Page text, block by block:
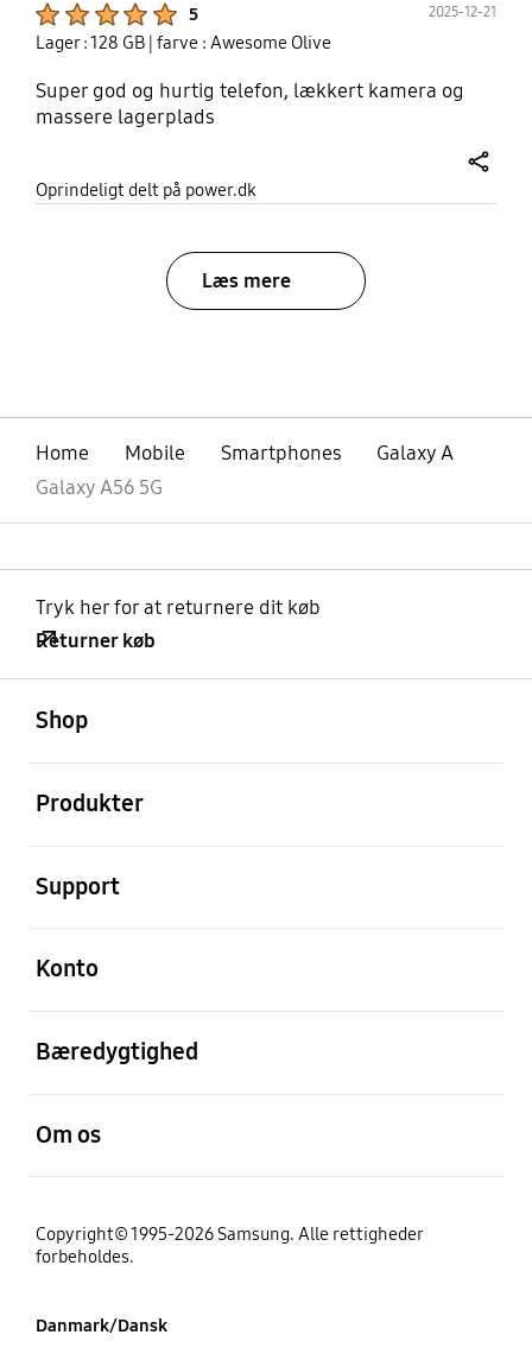
5 2025-12-21
Lager : 128 GB | farve : Awesome Olive
Super god og hurtig telefon, lækkert kamera og
massere lagerplads
Oprindeligt delt på power.dk
Læs mere
Home Mobile Smartphones
Galaxy A
Galaxy A56 5G
Tryk her for at returnere dit køb
Returner køb
Shop
Produkter
Support
Konto
Bæredygtighed
Om os
Copyright© 1995-2026 Samsung. Alle rettigheder
forbeholdes.
Danmark/Dansk